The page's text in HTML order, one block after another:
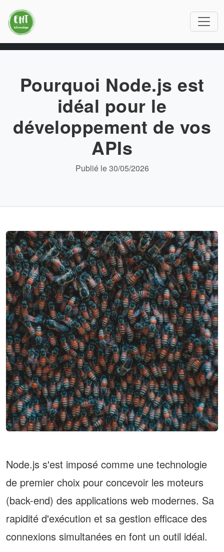
Pourquoi Node.js est
idéal pour le
développement de vos
APIs
Publié le 30/05/2026
Node.js s'est imposé comme une technologie
de premier choix pour concevoir les moteurs
(back-end) des applications web modernes. Sa
rapidité d'exécution et sa gestion efficace des
connexions simultanées en font un outil idéal.